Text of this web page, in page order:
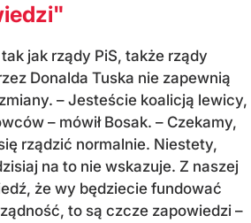
jak rządy PiS, także rządy
Donalda Tuska nie zapewnią
– Jesteście koalicją lewicy,
– mówił Bosak. – Czekamy,
rządzić normalnie. Niestety,
na to nie wskazuje. Z naszej
że wy będziecie fundować
to są czcze zapowiedzi –